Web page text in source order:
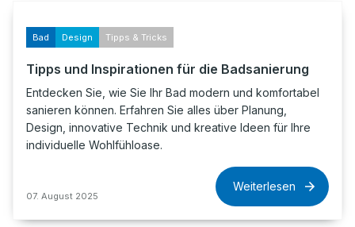
Bad Design Tipps & Tricks
Tipps und Inspirationen für die Badsanierung
Entdecken Sie, wie Sie Ihr Bad modern und komfortabel
sanieren können. Erfahren Sie alles über Planung,
Design, innovative Technik und kreative Ideen für Ihre
individuelle Wohlfühloase.
07. August 2025
Weiterlesen